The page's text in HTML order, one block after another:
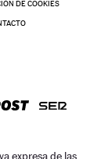
DE COOKIES
expresa de las